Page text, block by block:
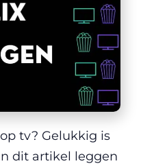
tv? Gelukkig is
dit artikel leggen